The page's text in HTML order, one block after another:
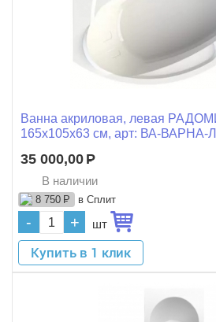
Ванна акриловая, левая
165x105x63 см, арт: ВА-ВАРНА-
35 000,00 Р
В наличии
8 750 Р в Сплит
- + шт
Купить в 1 клик